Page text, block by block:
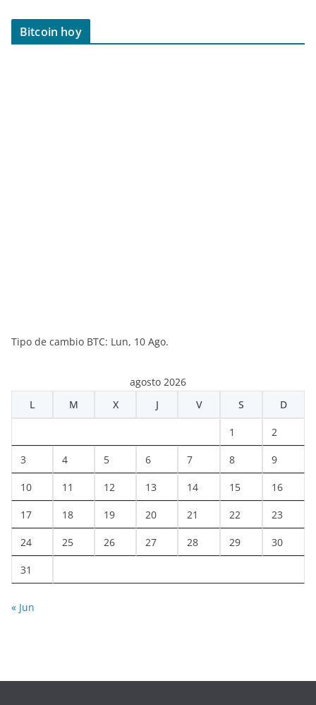
Bitcoin hoy
Tipo de cambio BTC: Lun, 10 Ago.
agosto 2026
L
M X J V S D
1 2
3 4 5 6 7 8 9
10 11 12 13 14 15 16
17 18 19 20 21 22 23
24 25 26 27 28 29 30
31
« Jun